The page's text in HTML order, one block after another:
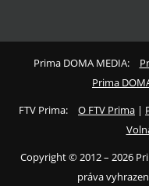
Prima DOMA MEDIA:
Prima
FTV Prima:
O FTV Prima |
Copyright © 2012 – 2026
práva